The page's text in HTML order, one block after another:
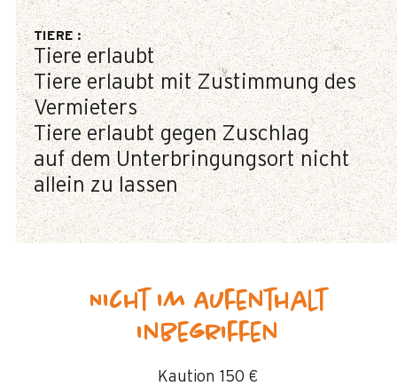
TIERE :
Tiere erlaubt
Tiere erlaubt mit Zustimmung des
Vermieters
Tiere erlaubt gegen Zuschlag
auf dem Unterbringungsort nicht
allein zu lassen
Nicht im Aufenthalt
inbegriffen
Kaution 150 €